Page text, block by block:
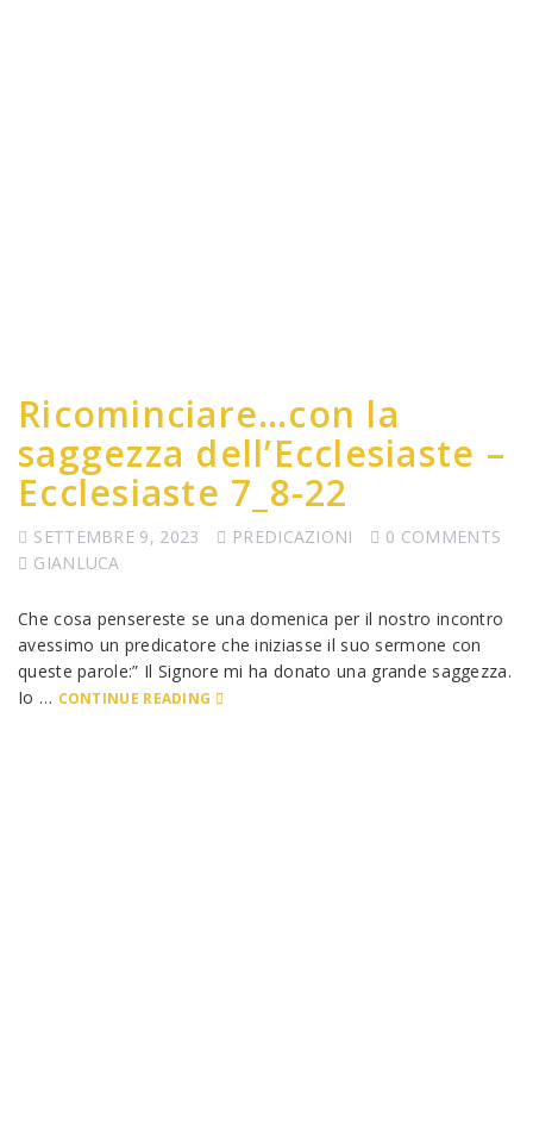
Ricominciare…con la
saggezza dell’Ecclesiaste –
Ecclesiaste 7_8-22
SETTEMBRE 9, 2023 PREDICAZIONI
0 COMMENTS
GIANLUCA
Che cosa pensereste se una domenica per il nostro incontro
avessimo un predicatore che iniziasse il suo sermone con
queste parole:” Il Signore mi ha donato una grande saggezza.
Io … CONTINUE READING